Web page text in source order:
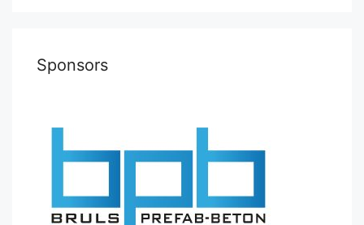
Sponsors